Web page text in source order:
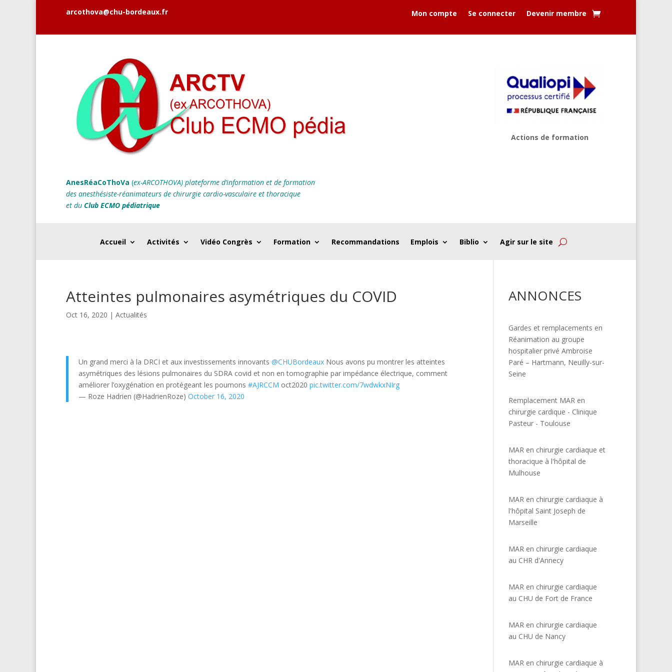
arcothova@chu-bordeaux.fr Mon compte Se connecter Devenir membre
AnesRéaCoThoVa (ex-ARCOTHOVA) plateforme d’information et de formation
des anesthésiste-réanimateurs de chirurgie cardio-vasculaire et thoracique
et du Club ECMO pédiatrique
Actions de formation
Accueil Activités Vidéo Congrès Formation Recommandations Emplois Biblio Agir sur le site
Atteintes pulmonaires asymétriques du COVID
Oct 16, 2020 | Actualités
Un grand merci à la DRCI et aux investissements innovants @CHUBordeaux Nous avons pu montrer les atteintes
asymétriques des lésions pulmonaires du SDRA covid et non en tomographie par impédance électrique, comment
améliorer l’oxygénation en protégeant les poumons #AJRCCM oct2020 pic.twitter.com/7wdwkxNIrg
— Roze Hadrien (@HadrienRoze) October 16, 2020
ANNONCES
Gardes et remplacements en
Réanimation au groupe
hospitalier privé Ambroise
Paré – Hartmann, Neuilly-sur-
Seine
Remplacement MAR en
chirurgie cardique - Clinique
Pasteur - Toulouse
MAR en chirurgie cardiaque et
thoracique à l'hôpital de
Mulhouse
MAR en chirurgie cardiaque à
l'hôpital Saint Joseph de
Marseille
MAR en chirurgie cardiaque
au CHR d'Annecy
MAR en chirurgie cardiaque
au CHU de Fort de France
MAR en chirurgie cardiaque
au CHU de Nancy
MAR en chirurgie cardiaque à